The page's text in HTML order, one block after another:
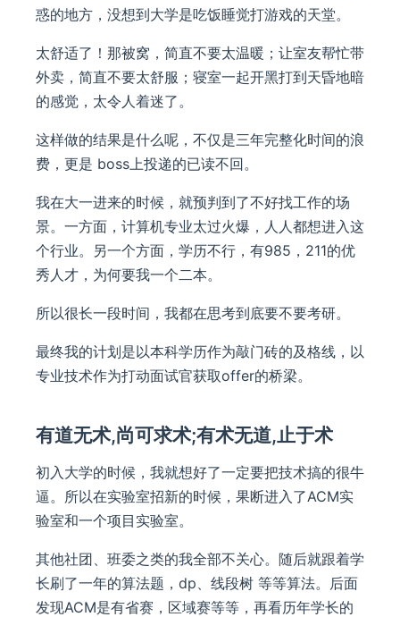
惑的地方，没想到大学是吃饭睡觉打游戏的天堂。
太舒适了！那被窝，简直不要太温暖；让室友帮忙带
外卖，简直不要太舒服；寝室一起开黑打到天昏地暗
的感觉，太令人着迷了。
这样做的结果是什么呢，不仅是三年完整化时间的浪
费，更是 boss上投递的已读不回。
我在大一进来的时候，就预判到了不好找工作的场
景。一方面，计算机专业太过火爆，人人都想进入这
个行业。另一个方面，学历不行，有985，211的优
秀人才，为何要我一个二本。
所以很长一段时间，我都在思考到底要不要考研。
最终我的计划是以本科学历作为敲门砖的及格线，以
专业技术作为打动面试官获取offer的桥梁。
有道无术,尚可求术;有术无道,止于术
初入大学的时候，我就想好了一定要把技术搞的很牛
逼。所以在实验室招新的时候，果断进入了ACM实
验室和一个项目实验室。
其他社团、班委之类的我全部不关心。随后就跟着学
长刷了一年的算法题，dp、线段树 等等算法。后面
发现ACM是有省赛，区域赛等等，再看历年学长的